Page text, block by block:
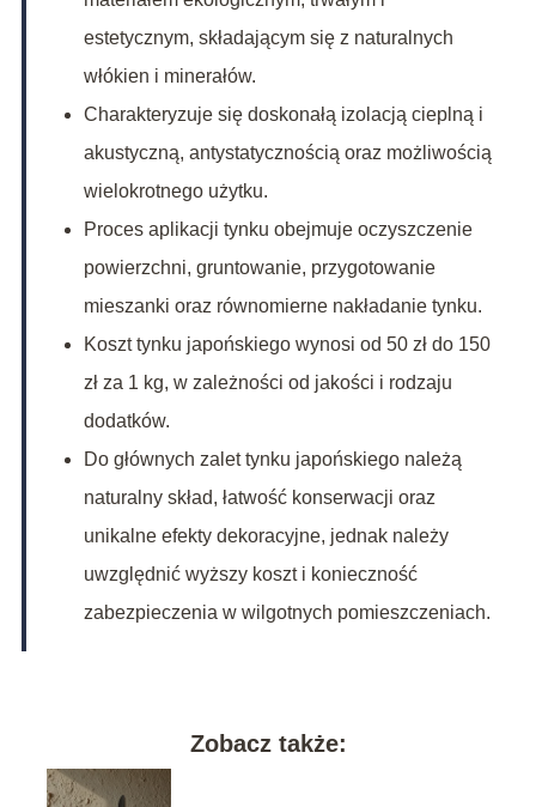
estetycznym, składającym się z naturalnych
włókien i minerałów.
Charakteryzuje się doskonałą izolacją cieplną i
akustyczną, antystatycznością oraz możliwością
wielokrotnego użytku.
Proces aplikacji tynku obejmuje oczyszczenie
powierzchni, gruntowanie, przygotowanie
mieszanki oraz równomierne nakładanie tynku.
Koszt tynku japońskiego wynosi od 50 zł do 150
zł za 1 kg, w zależności od jakości i rodzaju
dodatków.
Do głównych zalet tynku japońskiego należą
naturalny skład, łatwość konserwacji oraz
unikalne efekty dekoracyjne, jednak należy
uwzględnić wyższy koszt i konieczność
zabezpieczenia w wilgotnych pomieszczeniach.
Zobacz także: